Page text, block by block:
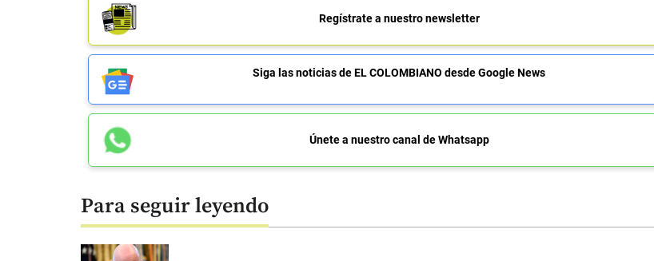
Regístrate a nuestro newsletter
Siga las noticias de EL COLOMBIANO desde Google News
Únete a nuestro canal de Whatsapp
Para seguir leyendo